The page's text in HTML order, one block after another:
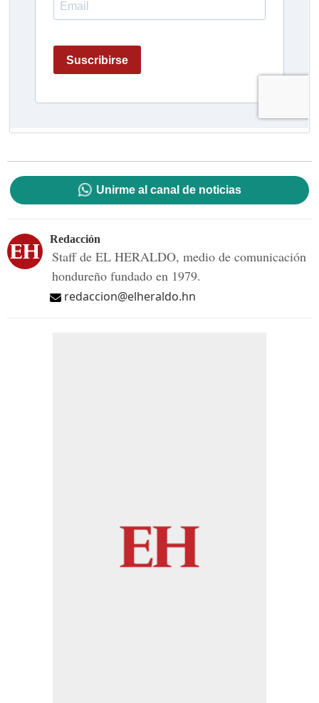
Unirme al canal de noticias
Redacción
Staff de EL HERALDO, medio de comunicación
hondureño fundado en 1979.
redaccion@elheraldo.hn